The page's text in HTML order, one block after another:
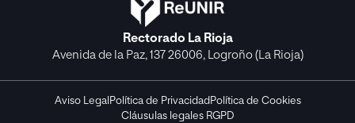
Rectorado La Rioja
Avenida de la Paz, 137 26006, Logroño (La Rioja)
Aviso Legal Política de Privacidad Política de Cookies
Cláusulas legales RGPD